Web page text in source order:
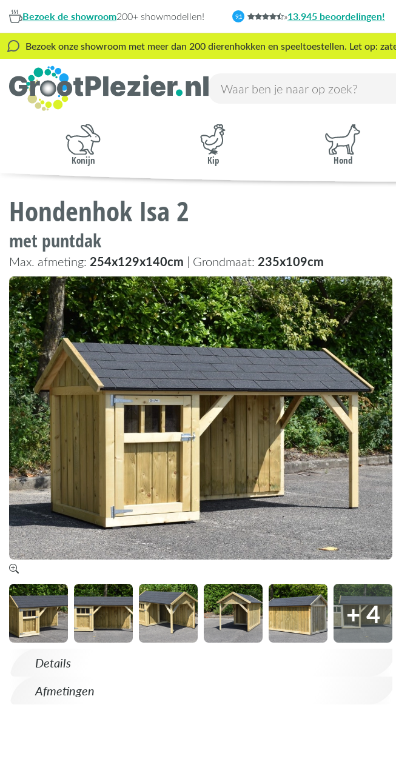
Bezoek de showroom200+ showmodellen! 9,1 »13.945 beoordelingen!
Bezoek onze showroom met meer dan 200 dierenhokken en speeltoestellen. Let op:
Konijn Kip Hond
Hondenhok Isa 2
met puntdak
Max. afmeting: 254x129x140cm | Grondmaat: 235x109cm
+ 4
Details
Afmetingen